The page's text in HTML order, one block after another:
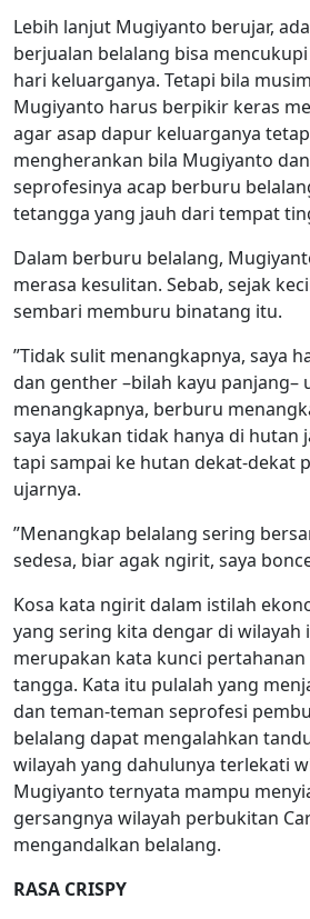
Lebih lanjut Mugiyanto berujar,
berjualan belalang bisa
hari keluarganya. Tetapi bila
Mugiyanto harus berpikir keras
agar asap dapur keluarganya
mengherankan bila Mugiyanto
seprofesinya acap berburu
tetangga yang jauh dari tempat
Dalam berburu belalang,
merasa kesulitan. Sebab, sejak
sembari memburu binatang itu.
”Tidak sulit menangkapnya, saya
dan genther –bilah kayu panjang–
menangkapnya, berburu
saya lakukan tidak hanya di hutan
tapi sampai ke hutan dekat-dekat
ujarnya.
”Menangkap belalang sering
sedesa, biar agak ngirit, saya
Kosa kata ngirit dalam istilah
yang sering kita dengar di wilayah
merupakan kata kunci
tangga. Kata itu pulalah yang
dan teman-teman seprofesi
belalang dapat mengalahkan
wilayah yang dahulunya terlekati
Mugiyanto ternyata mampu
gersangnya wilayah perbukitan
mengandalkan belalang.
RASA CRISPY